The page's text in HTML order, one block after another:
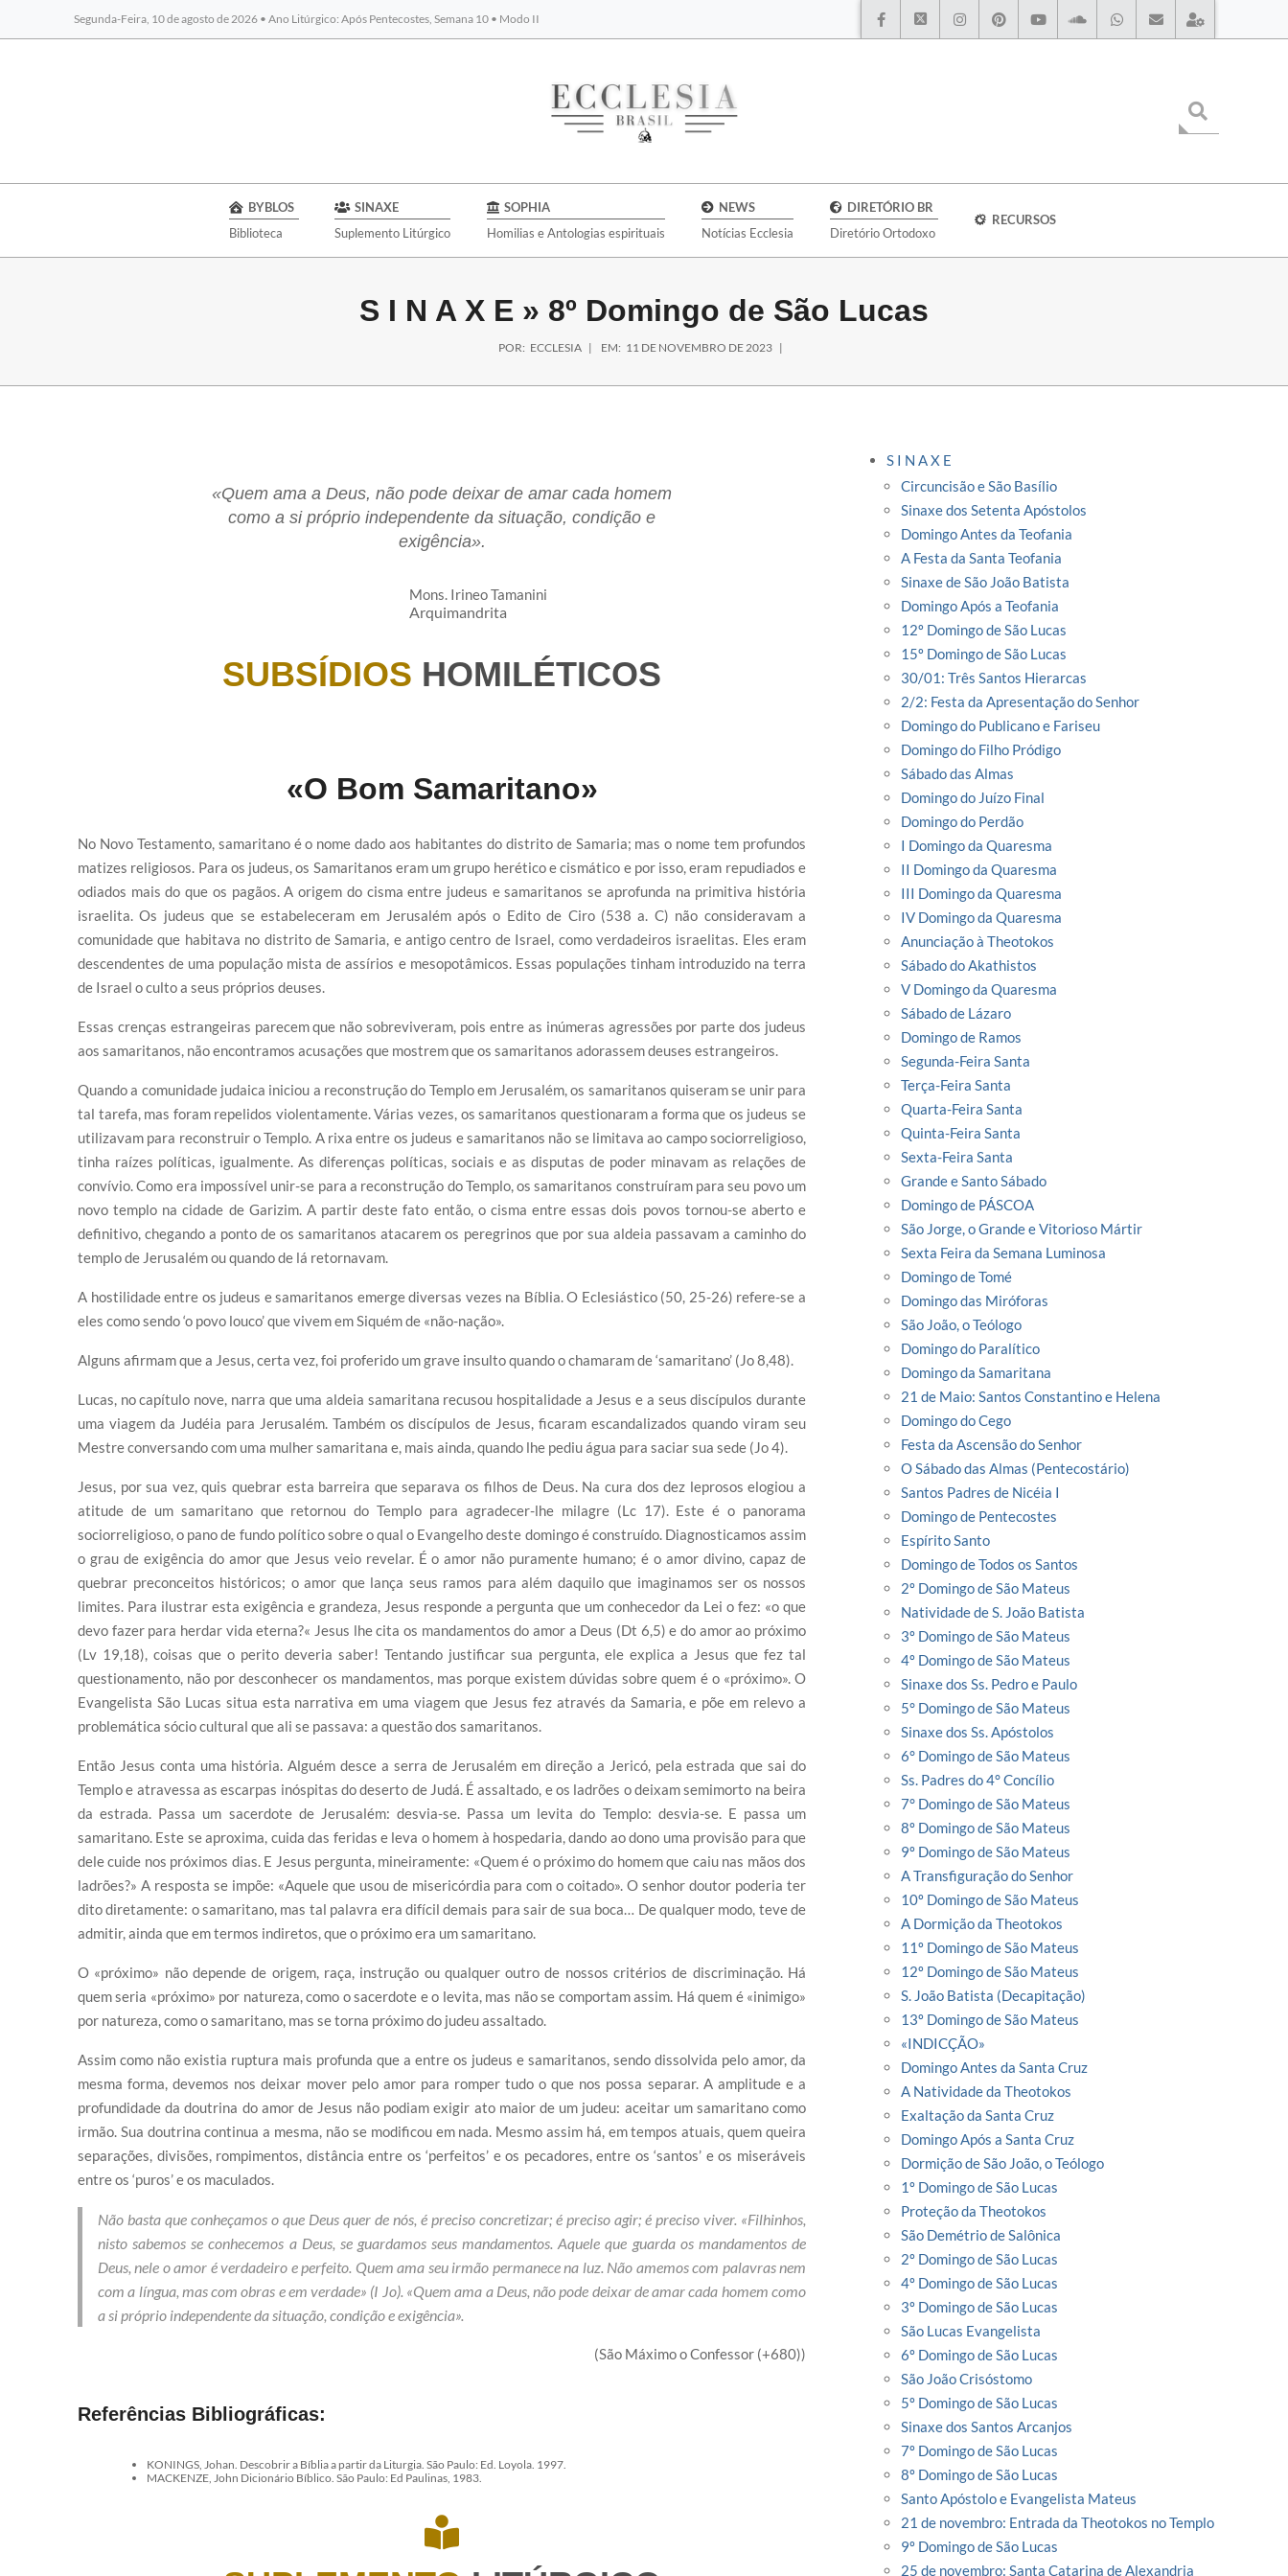
Segunda-Feira, 10 de agosto de 2026 • Ano Litúrgico: Após Pentecostes, Semana 10 • Modo II
BYBLOS
BYBLOS
Biblioteca
SINAXE
Suplemento Litúrgico
SOPHIA
Homilias e Antologias espirituais
NEWS
Notícias Ecclesia
DIRETÓRIO BR
Diretório Ortodoxo
RECURSOS
S I N A X E » 8º Domingo de São Lucas
POR: ECCLESIA EM: 11 DE NOVEMBRO DE 2023
«Quem ama a Deus, não pode deixar de amar cada homem
como a si próprio independente da situação, condição e
exigência».
Mons. Irineo Tamanini​
Arquimandrita
SUBSÍDIOS HOMILÉTICOS​
«O Bom Samaritano»
No Novo Testamento, samaritano é o nome dado aos habitantes do distrito de Samaria; mas o nome tem profundos
matizes religiosos. Para os judeus, os Samaritanos eram um grupo herético e cismático e por isso, eram repudiados e
odiados mais do que os pagãos. A origem do cisma entre judeus e samaritanos se aprofunda na primitiva história
israelita. Os judeus que se estabeleceram em Jerusalém após o Edito de Ciro (538 a. C) não consideravam a
comunidade que habitava no distrito de Samaria, e antigo centro de Israel, como verdadeiros israelitas. Eles eram
descendentes de uma população mista de assírios e mesopotâmicos. Essas populações tinham introduzido na terra
de Israel o culto a seus próprios deuses.
Essas crenças estrangeiras parecem que não sobreviveram, pois entre as inúmeras agressões por parte dos judeus
aos samaritanos, não encontramos acusações que mostrem que os samaritanos adorassem deuses estrangeiros.
Quando a comunidade judaica iniciou a reconstrução do Templo em Jerusalém, os samaritanos quiseram se unir para
tal tarefa, mas foram repelidos violentamente. Várias vezes, os samaritanos questionaram a forma que os judeus se
utilizavam para reconstruir o Templo. A rixa entre os judeus e samaritanos não se limitava ao campo sociorreligioso,
tinha raízes políticas, igualmente. As diferenças políticas, sociais e as disputas de poder minavam as relações de
convívio. Como era impossível unir-se para a reconstrução do Templo, os samaritanos construíram para seu povo um
novo templo na cidade de Garizim. A partir deste fato então, o cisma entre essas dois povos tornou-se aberto e
definitivo, chegando a ponto de os samaritanos atacarem os peregrinos que por sua aldeia passavam a caminho do
templo de Jerusalém ou quando de lá retornavam.
A hostilidade entre os judeus e samaritanos emerge diversas vezes na Bíblia. O Eclesiástico (50, 25-26) refere-se a
eles como sendo ‘o povo louco’ que vivem em Siquém de «não-nação».
Alguns afirmam que a Jesus, certa vez, foi proferido um grave insulto quando o chamaram de ‘samaritano’ (Jo 8,48).
Lucas, no capítulo nove, narra que uma aldeia samaritana recusou hospitalidade a Jesus e a seus discípulos durante
uma viagem da Judéia para Jerusalém. Também os discípulos de Jesus, ficaram escandalizados quando viram seu
Mestre conversando com uma mulher samaritana e, mais ainda, quando lhe pediu água para saciar sua sede (Jo 4).
Jesus, por sua vez, quis quebrar esta barreira que separava os filhos de Deus. Na cura dos dez leprosos elogiou a
atitude de um samaritano que retornou do Templo para agradecer-lhe milagre (Lc 17). Este é o panorama
sociorreligioso, o pano de fundo político sobre o qual o Evangelho deste domingo é construído. Diagnosticamos assim
o grau de exigência do amor que Jesus veio revelar. É o amor não puramente humano; é o amor divino, capaz de
quebrar preconceitos históricos; o amor que lança seus ramos para além daquilo que imaginamos ser os nossos
limites. Para ilustrar esta exigência e grandeza, Jesus responde a pergunta que um conhecedor da Lei o fez: «o que
devo fazer para herdar vida eterna?« Jesus lhe cita os mandamentos do amor a Deus (Dt 6,5) e do amor ao próximo
(Lv 19,18), coisas que o perito deveria saber! Tentando justificar sua pergunta, ele explica a Jesus que fez tal
questionamento, não por desconhecer os mandamentos, mas porque existem dúvidas sobre quem é o «próximo». O
Evangelista São Lucas situa esta narrativa em uma viagem que Jesus fez através da Samaria, e põe em relevo a
problemática sócio cultural que ali se passava: a questão dos samaritanos.
Então Jesus conta uma história. Alguém desce a serra de Jerusalém em direção a Jericó, pela estrada que sai do
Templo e atravessa as escarpas inóspitas do deserto de Judá. É assaltado, e os ladrões o deixam semimorto na beira
da estrada. Passa um sacerdote de Jerusalém: desvia-se. Passa um levita do Templo: desvia-se. E passa um
samaritano. Este se aproxima, cuida das feridas e leva o homem à hospedaria, dando ao dono uma provisão para que
dele cuide nos próximos dias. E Jesus pergunta, mineiramente: «Quem é o próximo do homem que caiu nas mãos dos
ladrões?» A resposta se impõe: «Aquele que usou de misericórdia para com o coitado». O senhor doutor poderia ter
dito diretamente: o samaritano, mas tal palavra era difícil demais para sair de sua boca… De qualquer modo, teve de
admitir, ainda que em termos indiretos, que o próximo era um samaritano.
O «próximo» não depende de origem, raça, instrução ou qualquer outro de nossos critérios de discriminação. Há
quem seria «próximo» por natureza, como o sacerdote e o levita, mas não se comportam assim. Há quem é «inimigo»
por natureza, como o samaritano, mas se torna próximo do judeu assaltado.
Assim como não existia ruptura mais profunda que a entre os judeus e samaritanos, sendo dissolvida pelo amor, da
mesma forma, devemos nos deixar mover pelo amor para romper tudo o que nos possa separar. A amplitude e a
profundidade da doutrina do amor de Jesus não podiam exigir ato maior de um judeu: aceitar um samaritano como
irmão. Sua doutrina continua a mesma, não se modificou em nada. Mesmo assim há, em tempos atuais, quem queira
separações, divisões, rompimentos, distância entre os ‘perfeitos’ e os pecadores, entre os ‘santos’ e os miseráveis
entre os ‘puros’ e os maculados.
Não basta que conheçamos o que Deus quer de nós, é preciso concretizar; é preciso agir; é preciso viver. «Filhinhos,
nisto sabemos se conhecemos a Deus, se guardamos seus mandamentos. Aquele que guarda os mandamentos de
Deus, nele o amor é verdadeiro e perfeito. Quem ama seu irmão permanece na luz. Não amemos com palavras nem
com a língua, mas com obras e em verdade» (I Jo). «Quem ama a Deus, não pode deixar de amar cada homem como
a si próprio independente da situação, condição e exigência».
(São Máximo o Confessor (+680))
Referências Bibliográficas:
KONINGS, Johan. Descobrir a Bíblia a partir da Liturgia. São Paulo: Ed. Loyola. 1997.
MACKENZE, John Dicionário Bíblico. São Paulo: Ed Paulinas, 1983.
S I N A X E
Circuncisão e São Basílio
Sinaxe dos Setenta Apóstolos
Domingo Antes da Teofania
A Festa da Santa Teofania
Sinaxe de São João Batista
Domingo Após a Teofania
12º Domingo de São Lucas
15º Domingo de São Lucas
30/01: Três Santos Hierarcas
2/2: Festa da Apresentação do Senhor
Domingo do Publicano e Fariseu
Domingo do Filho Pródigo
Sábado das Almas
Domingo do Juízo Final
Domingo do Perdão
I Domingo da Quaresma
II Domingo da Quaresma
III Domingo da Quaresma
IV Domingo da Quaresma
Anunciação à Theotokos
Sábado do Akathistos
V Domingo da Quaresma
Sábado de Lázaro
Domingo de Ramos
Segunda-Feira Santa
Terça-Feira Santa
Quarta-Feira Santa
Quinta-Feira Santa
Sexta-Feira Santa
Grande e Santo Sábado
Domingo de PÁSCOA
São Jorge, o Grande e Vitorioso Mártir
Sexta Feira da Semana Luminosa
Domingo de Tomé
Domingo das Miróforas
São João, o Teólogo
Domingo do Paralítico
Domingo da Samaritana
21 de Maio: Santos Constantino e Helena
Domingo do Cego
Festa da Ascensão do Senhor
O Sábado das Almas (Pentecostário)
Santos Padres de Nicéia I
Domingo de Pentecostes
Espírito Santo
Domingo de Todos os Santos
2º Domingo de São Mateus
Natividade de S. João Batista
3º Domingo de São Mateus
4º Domingo de São Mateus
Sinaxe dos Ss. Pedro e Paulo
5° Domingo de São Mateus
Sinaxe dos Ss. Apóstolos
6° Domingo de São Mateus
Ss. Padres do 4° Concílio
7° Domingo de São Mateus
8º Domingo de São Mateus
9º Domingo de São Mateus
A Transfiguração do Senhor
10º Domingo de São Mateus
A Dormição da Theotokos
11º Domingo de São Mateus
12º Domingo de São Mateus
S. João Batista (Decapitação)
13º Domingo de São Mateus
«INDICÇÃO»
Domingo Antes da Santa Cruz
A Natividade da Theotokos
Exaltação da Santa Cruz
Domingo Após a Santa Cruz
Dormição de São João, o Teólogo
1º Domingo de São Lucas
Proteção da Theotokos
São Demétrio de Salônica
2º Domingo de São Lucas
4º Domingo de São Lucas
3º Domingo de São Lucas
São Lucas Evangelista
6º Domingo de São Lucas
São João Crisóstomo
5º Domingo de São Lucas
Sinaxe dos Santos Arcanjos
7º Domingo de São Lucas
8º Domingo de São Lucas
Santo Apóstolo e Evangelista Mateus
21 de novembro: Entrada da Theotokos no Templo
9º Domingo de São Lucas
25 de novembro: Santa Catarina de Alexandria